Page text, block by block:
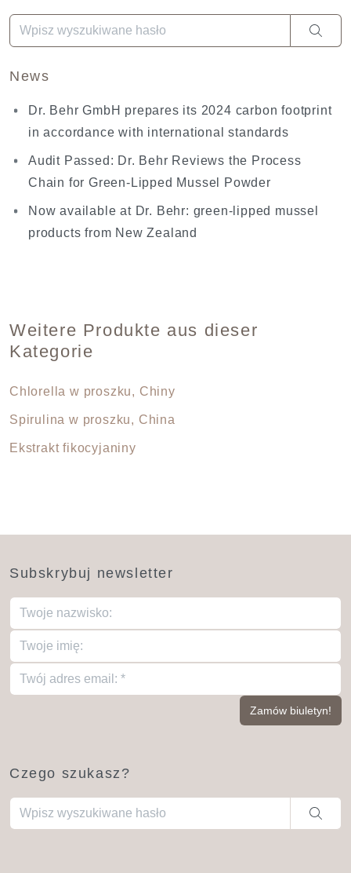
Gdy dostępne są wyniki autouzupełniania, użyj strzałek w
News
Dr. Behr GmbH prepares its 2024 carbon footprint
in accordance with international standards
Audit Passed: Dr. Behr Reviews the Process
Chain for Green-Lipped Mussel Powder
Now available at Dr. Behr: green-lipped mussel
products from New Zealand
Weitere Produkte aus dieser
Kategorie
Chlorella w proszku, Chiny
Spirulina w proszku, China
Ekstrakt fikocyjaniny
Subskrybuj newsletter
Czego szukasz?
Gdy dostępne są wyniki autouzupełniania, użyj strzałek w